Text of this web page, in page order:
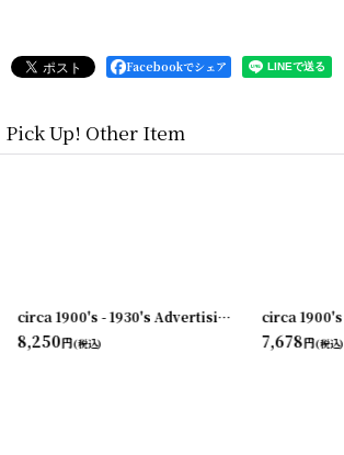
Facebookでシェア
Pick Up! Other Item
[231003-04] [231003-03]
circa 1900's - 1930's Advertising Clip COAL AND COKE...
8,250円(税込) 7,678円(税込)